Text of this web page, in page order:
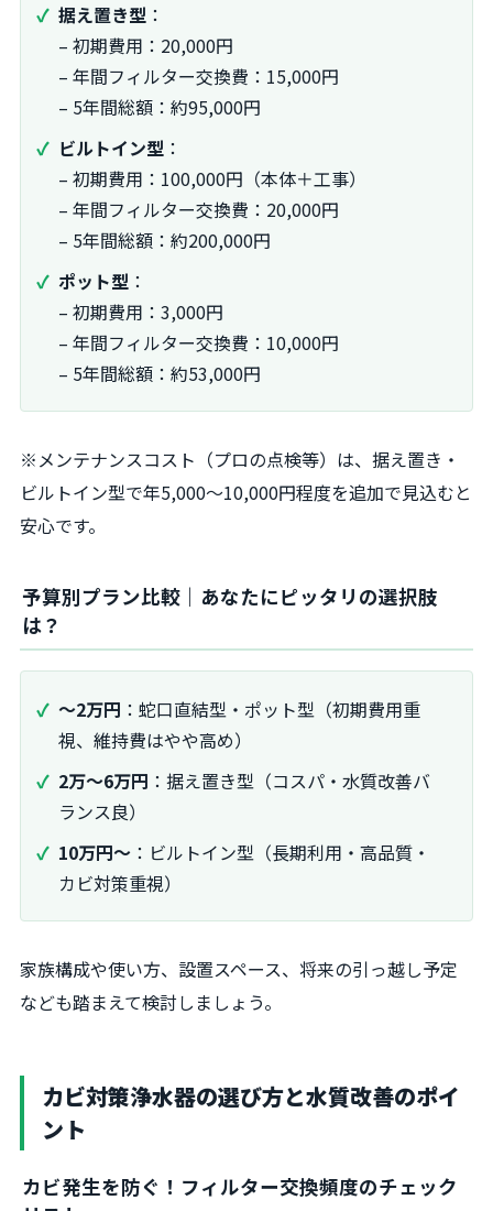
据え置き型 ：
– 初期費用：20,000円
– 年間フィルター交換費：15,000円
– 5年間総額：約95,000円
ビルトイン型 ：
– 初期費用：100,000円（本体＋工事）
– 年間フィルター交換費：20,000円
– 5年間総額：約200,000円
ポット型 ：
– 初期費用：3,000円
– 年間フィルター交換費：10,000円
– 5年間総額：約53,000円
※メンテナンスコスト（プロの点検等）は、据え置き・
ビルトイン型で年5,000～10,000円程度を追加で見込むと
安心です。
予算別プラン比較｜あなたにピッタリの選択肢
は？
～2万円 ：蛇口直結型・ポット型（初期費用重
視、維持費はやや高め）
2万～6万円 ：据え置き型（コスパ・水質改善バ
ランス良）
10万円～ ：ビルトイン型（長期利用・高品質・
カビ対策重視）
家族構成や使い方、設置スペース、将来の引っ越し予定
なども踏まえて検討しましょう。
カビ対策浄水器の選び方と水質改善のポイ
ント
カビ発生を防ぐ！フィルター交換頻度のチェック